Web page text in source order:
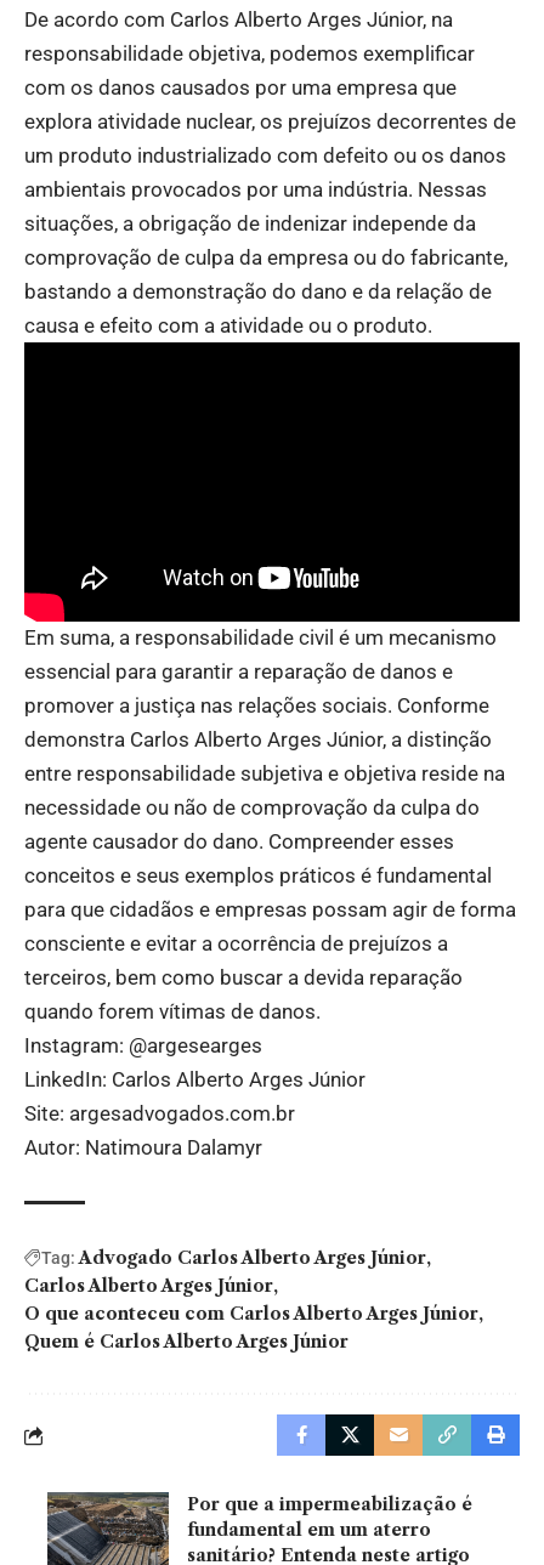
De acordo com Carlos Alberto Arges Júnior, na
responsabilidade objetiva, podemos exemplificar
com os danos causados por uma empresa que
explora atividade nuclear, os prejuízos decorrentes de
um produto industrializado com defeito ou os danos
ambientais provocados por uma indústria. Nessas
situações, a obrigação de indenizar independe da
comprovação de culpa da empresa ou do fabricante,
bastando a demonstração do dano e da relação de
causa e efeito com a atividade ou o produto.
Em suma, a responsabilidade civil é um mecanismo
essencial para garantir a reparação de danos e
promover a justiça nas relações sociais. Conforme
demonstra Carlos Alberto Arges Júnior, a distinção
entre responsabilidade subjetiva e objetiva reside na
necessidade ou não de comprovação da culpa do
agente causador do dano. Compreender esses
conceitos e seus exemplos práticos é fundamental
para que cidadãos e empresas possam agir de forma
consciente e evitar a ocorrência de prejuízos a
terceiros, bem como buscar a devida reparação
quando forem vítimas de danos.
Instagram: @argesearges
LinkedIn: Carlos Alberto Arges Júnior
Site: argesadvogados.com.br
Autor: Natimoura Dalamyr
Tag: Advogado Carlos Alberto Arges Júnior
Carlos Alberto Arges Júnior
O que aconteceu com Carlos Alberto Arges Júnior
Quem é Carlos Alberto Arges Júnior
Por que a impermeabilização é
fundamental em um aterro
sanitário? Entenda neste artigo